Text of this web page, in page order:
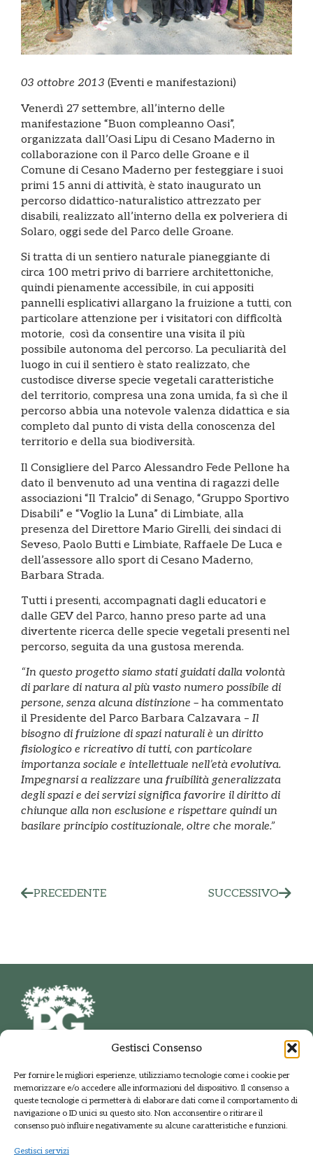
Gestisci Consenso
Per fornire le migliori esperienze, utilizziamo tecnologie come i cookie per
memorizzare e/o accedere alle informazioni del dispositivo. Il consenso a
queste tecnologie ci permetterà di elaborare dati come il comportamento di
navigazione o ID unici su questo sito. Non acconsentire o ritirare il
consenso può influire negativamente su alcune caratteristiche e funzioni.
Gestisci servizi
03 ottobre 2013 (Eventi e manifestazioni)
Venerdì 27 settembre, all’interno delle
manifestazione “Buon compleanno Oasi”,
organizzata dall’Oasi Lipu di Cesano Maderno in
collaborazione con il Parco delle Groane e il
Comune di Cesano Maderno per festeggiare i suoi
primi 15 anni di attività, è stato inaugurato un
percorso didattico-naturalistico attrezzato per
disabili, realizzato all’interno della ex polveriera di
Solaro, oggi sede del Parco delle Groane.
Si tratta di un sentiero naturale pianeggiante di
circa 100 metri privo di barriere architettoniche,
quindi pienamente accessibile, in cui appositi
pannelli esplicativi allargano la fruizione a tutti, con
particolare attenzione per i visitatori con difficoltà
motorie, così da consentire una visita il più
possibile autonoma del percorso. La peculiarità del
luogo in cui il sentiero è stato realizzato, che
custodisce diverse specie vegetali caratteristiche
del territorio, compresa una zona umida, fa sì che il
percorso abbia una notevole valenza didattica e sia
completo dal punto di vista della conoscenza del
territorio e della sua biodiversità.
Il Consigliere del Parco Alessandro Fede Pellone ha
dato il benvenuto ad una ventina di ragazzi delle
associazioni “Il Tralcio” di Senago, “Gruppo Sportivo
Disabili” e “Voglio la Luna” di Limbiate, alla
presenza del Direttore Mario Girelli, dei sindaci di
Seveso, Paolo Butti e Limbiate, Raffaele De Luca e
dell’assessore allo sport di Cesano Maderno,
Barbara Strada.
Tutti i presenti, accompagnati dagli educatori e
dalle GEV del Parco, hanno preso parte ad una
divertente ricerca delle specie vegetali presenti nel
percorso, seguita da una gustosa merenda.
“In questo progetto siamo stati guidati dalla volontà
di parlare di natura al più vasto numero possibile di
persone, senza alcuna distinzione – ha commentato
il Presidente del Parco Barbara Calzavara – Il
bisogno di fruizione di spazi naturali è un diritto
fisiologico e ricreativo di tutti, con particolare
importanza sociale e intellettuale nell’età evolutiva.
Impegnarsi a realizzare una fruibilità generalizzata
degli spazi e dei servizi significa favorire il diritto di
chiunque alla non esclusione e rispettare quindi un
basilare principio costituzionale, oltre che morale.”
PRECEDENTE SUCCESSIVO
PARCO DELLE GROANE
E DELLA BRUGHIERA BRIANTEA
Via della Polveriera, 2
20033 Solaro Milano
Tel.: +39 02 9698141
PEC: protocolloparcogroane@promopec.it